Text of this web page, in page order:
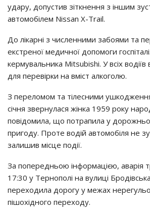
удару, допустив зіткнення з іншим
автомобілем Nissan X-Trail.
До лікарні з численними забоями та
екстреної медичної допомоги
кермувальника Mitsubishi. У всіх водіїв
для перевірки на вміст алкоголю.
З переломом та тілесними
січня звернулася жінка 1959 року
повідомила, що потрапила у
пригоду. Проте водій автомобіля не
залишив місце події.
За попередньою інформацією, аварія
17:30 у Тернополі на вулиці
переходила дорогу у межах
пішохідного переходу.